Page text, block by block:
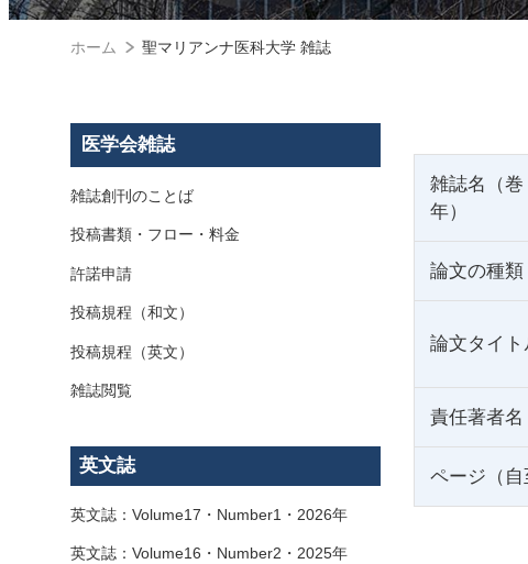
ホーム 聖マリアンナ医科大学 雑誌
雑誌名（巻
年）
論文の種類
論文タイト
責任著者名
ページ（自
医学会雑誌
雑誌創刊のことば
投稿書類・フロー・料金
許諾申請
投稿規程（和文）
投稿規程（英文）
雑誌閲覧
英文誌
英文誌：Volume17・Number1・2026年
英文誌：Volume16・Number2・2025年